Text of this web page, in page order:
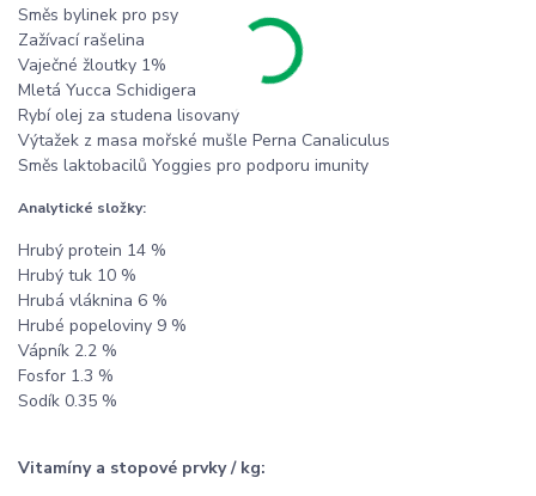
Směs bylinek pro psy
Zažívací rašelina
Vaječné žloutky 1%
Mletá Yucca Schidigera
Rybí olej za studena lisovaný
Výtažek z masa mořské mušle Perna Canaliculus
Směs laktobacilů Yoggies pro podporu imunity
Analytické složky:
Hrubý protein 14 %
Hrubý tuk 10 %
Hrubá vláknina 6 %
Hrubé popeloviny 9 %
Vápník 2.2 %
Fosfor 1.3 %
Sodík 0.35 %
Vitamíny a stopové prvky / kg: